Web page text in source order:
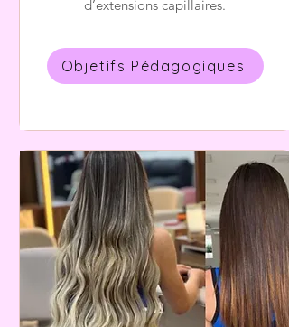
d’extensions capillaires.
Objetifs Pédagogiques